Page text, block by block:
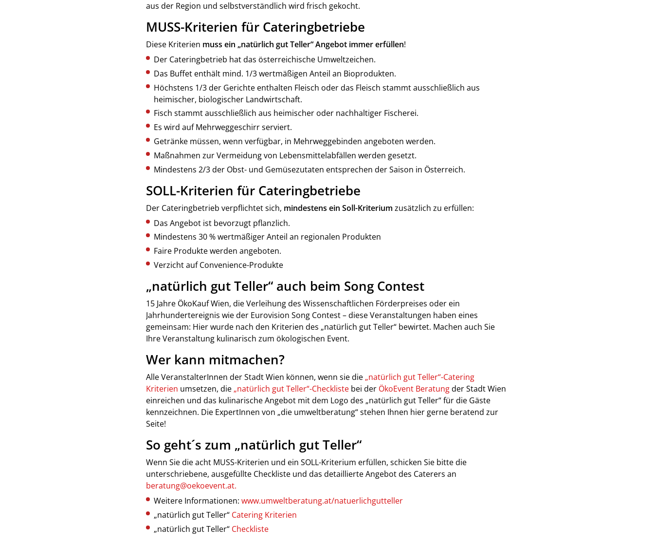
aus der Region und selbstverständlich wird frisch gekocht.
MUSS-Kriterien für Cateringbetriebe
Diese Kriterien muss ein „natürlich gut Teller“ Angebot immer erfüllen!
Der Cateringbetrieb hat das österreichische Umweltzeichen.
Das Buffet enthält mind. 1/3 wertmäßigen Anteil an Bioprodukten.
Höchstens 1/3 der Gerichte enthalten Fleisch oder das Fleisch stammt ausschließlich aus
heimischer, biologischer Landwirtschaft.
Fisch stammt ausschließlich aus heimischer oder nachhaltiger Fischerei.
Es wird auf Mehrweggeschirr serviert.
Getränke müssen, wenn verfügbar, in Mehrweggebinden angeboten werden.
Maßnahmen zur Vermeidung von Lebensmittelabfällen werden gesetzt.
Mindestens 2/3 der Obst- und Gemüsezutaten entsprechen der Saison in Österreich.
SOLL-Kriterien für Cateringbetriebe
Der Cateringbetrieb verpflichtet sich, mindestens ein Soll-Kriterium zusätzlich zu erfüllen:
Das Angebot ist bevorzugt pflanzlich.
Mindestens 30 % wertmäßiger Anteil an regionalen Produkten
Faire Produkte werden angeboten.
Verzicht auf Convenience-Produkte
„natürlich gut Teller“ auch beim Song Contest
15 Jahre ÖkoKauf Wien, die Verleihung des Wissenschaftlichen Förderpreises oder ein
Jahrhundertereignis wie der Eurovision Song Contest – diese Veranstaltungen haben eines
gemeinsam: Hier wurde nach den Kriterien des „natürlich gut Teller“ bewirtet. Machen auch Sie
Ihre Veranstaltung kulinarisch zum ökologischen Event.
Wer kann mitmachen?
Alle VeranstalterInnen der Stadt Wien können, wenn sie die „natürlich gut Teller“-Catering
Kriterien umsetzen, die „natürlich gut Teller“-Checkliste bei der ÖkoEvent Beratungder Stadt Wien
einreichen und das kulinarische Angebot mit dem Logo des „natürlich gut Teller“ für die Gäste
kennzeichnen. Die ExpertInnen von „die umweltberatung“ stehen Ihnen hier gerne beratend zur
Seite!
So geht´s zum „natürlich gut Teller“
Wenn Sie die acht MUSS-Kriterien und ein SOLL-Kriterium erfüllen, schicken Sie bitte die
unterschriebene, ausgefüllte Checkliste und das detaillierte Angebot des Caterers an
beratung@oekoevent.at.
Weitere Informationen: www.umweltberatung.at/natuerlichgutteller
„natürlich gut Teller“ Catering Kriterien
„natürlich gut Teller“ Checkliste